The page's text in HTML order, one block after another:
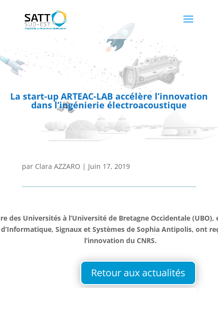
La start-up ARTEAC-LAB accélère l’innovation
dans l’ingénierie électroacoustique
par Clara AZZARO | Juin 17, 2019
des Universités à l’Université de Bretagne Occidentale
Signaux et Systèmes de Sophia Antipolis, ont
l’innovation du CNRS.
Retour aux actualités